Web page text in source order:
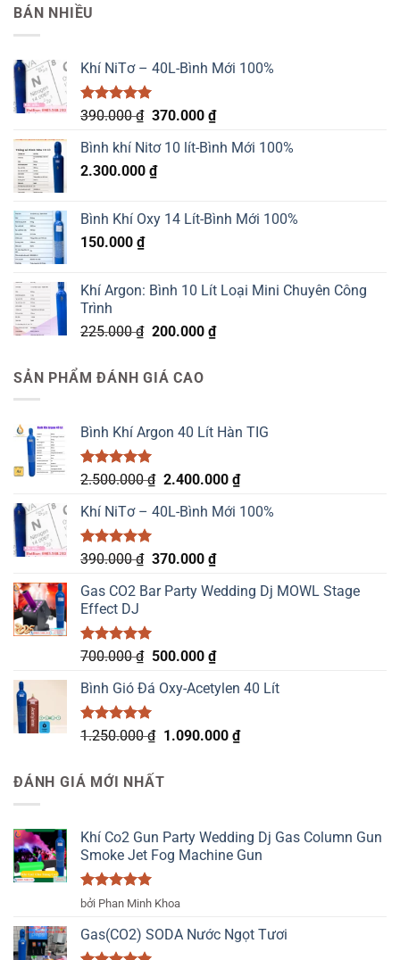
BÁN NHIỀU
Khí NiTơ – 40L-Bình Mới 100%
Được xếp
5.00
5 sao
390.000₫ Giá
là:
390.000 ₫.
370.000 ₫Giá
tại
Bình khí Nitơ 10 lít-Bình Mới 100%
2.300.000 ₫
Bình Khí Oxy 14 Lít-Bình Mới 100%
150.000 ₫
Khí Argon: Bình 10 Lít Loại Mini Chuyên Công
Trình
225.000₫ Giá
là:
225.000 ₫.
200.000 ₫Giá
SẢN PHẨM ĐÁNH GIÁ CAO
Bình Khí Argon 40 Lít Hàn TIG
Được xếp
5 sao
2.500.000₫ Giá
là:
2.400.000 ₫Giá
tại
Khí NiTơ – 40L-Bình Mới 100%
Được xếp
5.00
5 sao
390.000₫ Giá
là:
370.000 ₫Giá
tại
Gas CO2 Bar Party Wedding Dj MOWL Stage
Effect DJ
Được xếp
5.00
5 sao
700.000₫ Giá
là:
700.000 ₫.
500.000 ₫Giá
tại
500.000 ₫.
Bình Gió Đá Oxy-Acetylen 40 Lít
Được xếp
1.250.000₫ Giá
là:
1.090.000 ₫Giá
ĐÁNH GIÁ MỚI NHẤT
Khí Co2 Gun Party Wedding Dj Gas Column Gun
Smoke Jet Fog Machine Gun
Được xếp
sao
bởi Phan Minh Khoa
Gas(CO2) SODA Nước Ngọt Tươi